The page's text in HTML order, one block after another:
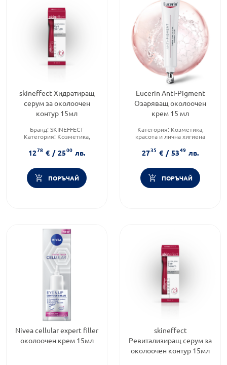
skineffect Хидратиращ
серум за околоочен
контур 15мл
Бранд: SKINEFFECT
Категория: Козметика,
Форма на продукта:серум
1278 € / 2500 лв.
ПОРЪЧАЙ
Eucerin Anti-Pigment
Озаряващ околоочен
крем 15 мл
Категория: Козметика,
красота и лична хигиена
Дермокозметика
Форма на продукта:крем
2735 € / 5349 лв.
ПОРЪЧАЙ
Nivea cellular expert filler
околоочен крем 15мл
skineffect
Ревитализиращ серум за
околоочен контур 15мл